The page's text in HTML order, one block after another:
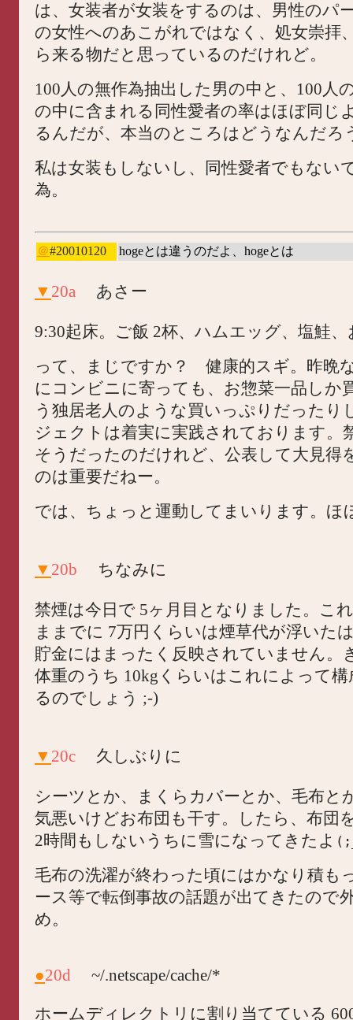
は、女装者が女装をするのは、男性のパ
の女性へのあこがれではなく、処女崇拝
ら来る物だと思っているのだけれど。
100人の無作為抽出した男の中と、100人
の中に含まれる同性愛者の率はほぼ同じ
るんだが、本当のところはどうなんだろ
私は女装もしないし、同性愛者でもない
為。
＠#20010120 hogeとは違うのだよ、hogeとは
▼ 20a あさー
9:30起床。ご飯 2杯、ハムエッグ、塩鮭
って、まじですか？ 健康的スギ。昨晩
にコンビニに寄っても、お惣菜一品しか
う独居老人のような買いっぷりだったり
ジェクトは着実に実践されております。
そうだったのだけれど、公表して大見得
のは重要だねー。
では、ちょっと運動してまいります。ほ
▼ 20b ちなみに
禁煙は今日で 5ヶ月目となりました。こ
ままでに 7万円くらいは煙草代が浮いた
貯金にはまったく反映されていません。
体重のうち 10kgくらいはこれによって
るのでしょう ;-)
▼ 20c 久しぶりに
シーツとか、まくらカバーとか、毛布と
気悪いけどお布団も干す。したら、布団
2時間もしないうちに雪になってきたよ
毛布の洗濯が終わった頃にはかなり積も
ース等で転倒事故の話題が出てきたので
め。
●20d ~/.netscape/cache/*
ホームディレクトリに割り当てている